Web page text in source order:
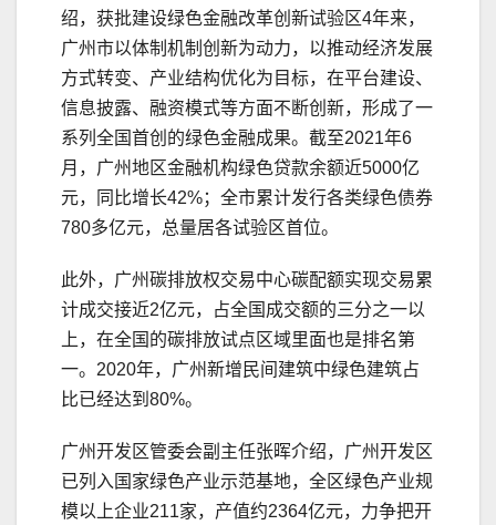
绍，获批建设绿色金融改革创新试验区4年来，
广州市以体制机制创新为动力，以推动经济发展
方式转变、产业结构优化为目标，在平台建设、
信息披露、融资模式等方面不断创新，形成了一
系列全国首创的绿色金融成果。截至2021年6
月，广州地区金融机构绿色贷款余额近5000亿
元，同比增长42%；全市累计发行各类绿色债券
780多亿元，总量居各试验区首位。
此外，广州碳排放权交易中心碳配额实现交易累
计成交接近2亿元，占全国成交额的三分之一以
上，在全国的碳排放试点区域里面也是排名第
一。2020年，广州新增民间建筑中绿色建筑占
比已经达到80%。
广州开发区管委会副主任张晖介绍，广州开发区
已列入国家绿色产业示范基地，全区绿色产业规
模以上企业211家，产值约2364亿元，力争把开